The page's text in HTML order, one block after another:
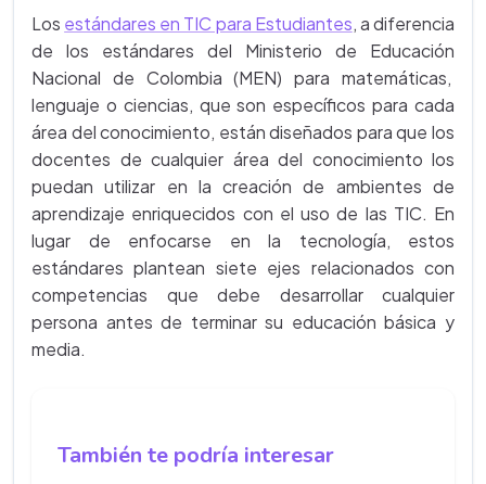
Los estándares en TIC para Estudiantes, a diferencia
de los estándares del Ministerio de Educación
Nacional de Colombia (MEN) para matemáticas,
lenguaje o ciencias, que son específicos para cada
área del conocimiento, están diseñados para que los
docentes de cualquier área del conocimiento los
puedan utilizar en la creación de ambientes de
aprendizaje enriquecidos con el uso de las TIC. En
lugar de enfocarse en la tecnología, estos
estándares plantean siete ejes relacionados con
competencias que debe desarrollar cualquier
persona antes de terminar su educación básica y
media.
También te podría interesar